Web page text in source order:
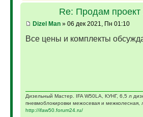
Re: Продам
Dizel Man» 06 дек 2021, Пн 01:10
Все цены и комплекты
Дизельный Мастер. IFA W50LA, КУНГ, 6,5 л
пневмоблокировки межосевая и межколесная,
http://ifaw50.forum24.ru/